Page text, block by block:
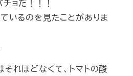
ョだ！！！
いるのを見たことがありま
れほどなくて、トマトの酸